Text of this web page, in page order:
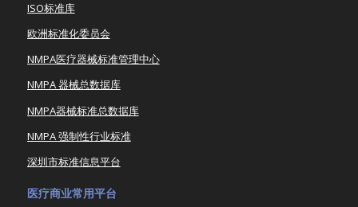
ISO标准库
欧洲标准化委员会
NMPA医疗器械标准管理中心
NMPA 器械总数据库
NMPA器械标准总数据库
NMPA 强制性行业标准
深圳市标准信息平台
医疗商业常用平台